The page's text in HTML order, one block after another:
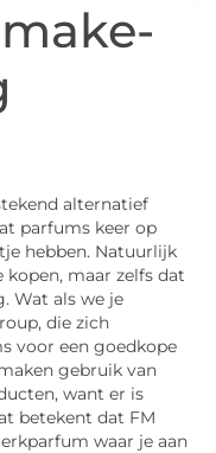
alternatief
parfums keer op
hebben. Natuurlijk
maar zelfs dat
Wat als we je
die zich
voor een goedkope
gebruik van
want er is
betekent dat FM
waar je aan